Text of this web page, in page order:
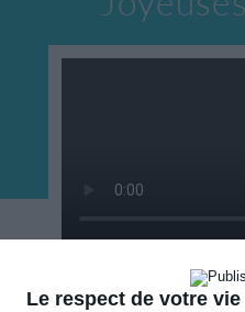
Le respect de votre